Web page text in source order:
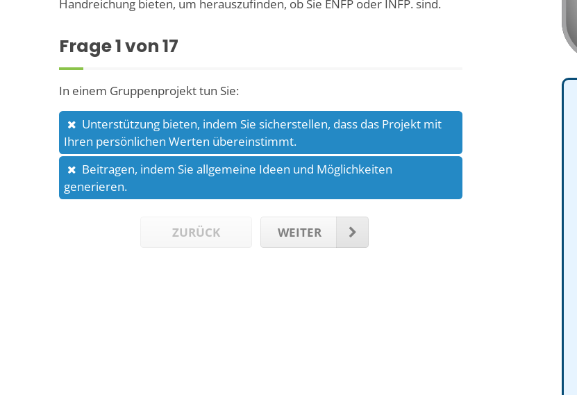
Handreichung bieten, um herauszufinden, ob Sie ENFP oder INFP. sind.
Frage1von 17
In einem Gruppenprojekt tun Sie:
Unterstützung bieten, indem Sie sicherstellen, dass das Projekt mit
Ihren persönlichen Werten übereinstimmt.
Beitragen, indem Sie allgemeine Ideen und Möglichkeiten
generieren.
ZURÜCK WEITER